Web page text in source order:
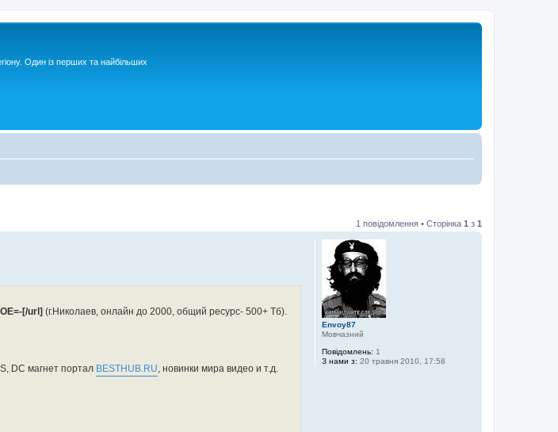
Один із перших та найбільших
1 повідомлення • Сторінка 1 з 1
Envoy87
Мовчазний
Повідомлень: 1
З нами з: 20 травня 2010, 17:58
[/url] (г.Николаев, онлайн до 2000, общий ресурс- 500+ Тб).
DC магнет портал BESTHUB.RU, новинки мира видео и т.д.